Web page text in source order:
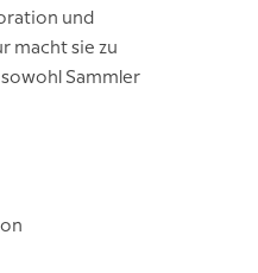
und
macht sie zu
Sammler